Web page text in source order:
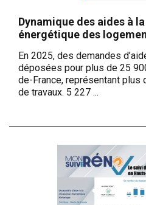
Dynamique des aides à
énergétique des
En 2025, des demandes
déposées pour plus de 25
de-France, représentant plus
de travaux. 5 227 ...